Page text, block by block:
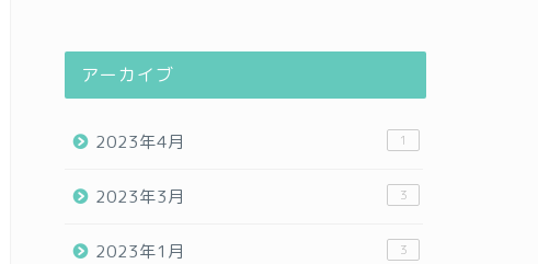
アーカイブ
2023年4月 1
2023年3月 3
2023年1月 3